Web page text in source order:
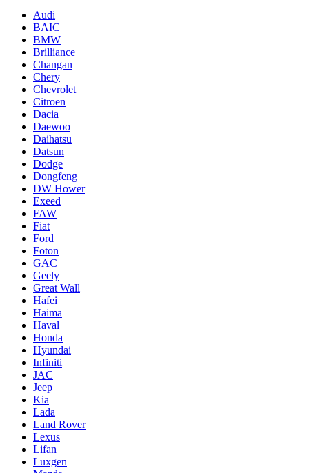
Audi
BAIC
BMW
Brilliance
Changan
Chery
Chevrolet
Citroen
Dacia
Daewoo
Daihatsu
Datsun
Dodge
Dongfeng
DW Hower
Exeed
FAW
Fiat
Ford
Foton
GAC
Geely
Great Wall
Hafei
Haima
Haval
Honda
Hyundai
Infiniti
JAC
Jeep
Kia
Lada
Land Rover
Lexus
Lifan
Luxgen